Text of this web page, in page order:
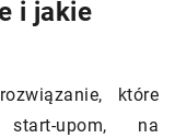
i jakie
które
upom, na